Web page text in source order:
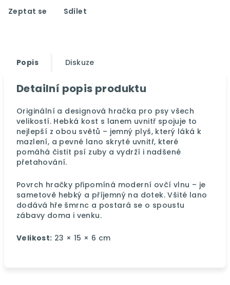
Zeptat se Sdílet
Popis Diskuze
Detailní popis produktu
Originální a designová hračka pro psy všech
velikostí. Hebká kost s lanem uvnitř spojuje to
nejlepší z obou světů – jemný plyš, který láká k
mazlení, a pevné lano skryté uvnitř, které
pomáhá čistit psí zuby a vydrží i nadšené
přetahování.
Povrch hračky připomíná moderní ovčí vlnu – je
sametově hebký a příjemný na dotek.Všité lano
dodává hře šmrnc a postará se o spoustu
zábavy doma i venku.
Velikost: 23 × 15 × 6 cm